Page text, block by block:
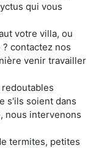
qui vous
votre villa, ou
contactez nos
venir travailler
s'ils soient dans
nous intervenons
termites, petites